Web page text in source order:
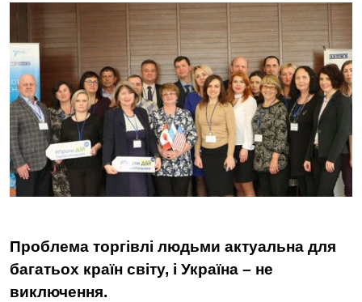
Проблема торгівлі людьми актуальна для
багатьох країн світу, і Україна – не
виключення.